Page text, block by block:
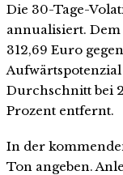
Die 30-Tage-
annualisiert.
312,69 Euro
Aufwärtspotenzial
Durchschnitt bei
Prozent entfernt.
In der
Ton angeben.